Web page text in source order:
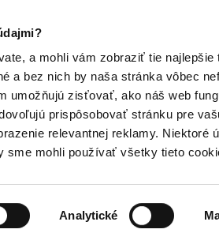
a mohli vám zobraziť tie najlepšie
a bez nich by naša stránka vôbec
umožňujú zisťovať, ako náš web
prispôsobovať stránku pre
relevantnej reklamy. Niektoré
sme mohli používať všetky tieto
Analytické